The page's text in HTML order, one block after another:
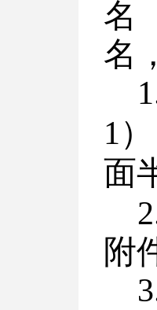
名
名
1
面
附